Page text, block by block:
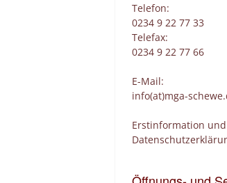
Telefon:
0234 9 22 77 33
Telefax:
0234 9 22 77 66
E-Mail:
info(at)mga-
Erstinformation und